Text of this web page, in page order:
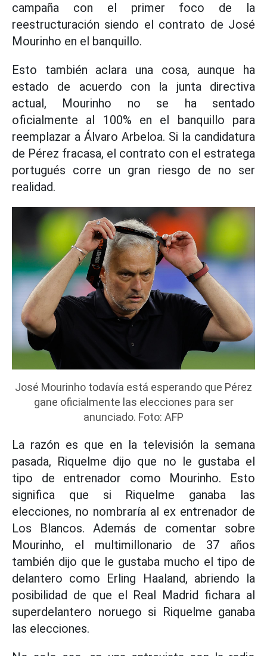
campaña con el primer foco de la
reestructuración siendo el contrato de José
Mourinho en el banquillo.
Esto también aclara una cosa, aunque ha
estado de acuerdo con la junta directiva
actual, Mourinho no se ha sentado
oficialmente al 100% en el banquillo para
reemplazar a Álvaro Arbeloa. Si la candidatura
de Pérez fracasa, el contrato con el estratega
portugués corre un gran riesgo de no ser
realidad.
José Mourinho todavía está esperando que Pérez
gane oficialmente las elecciones para ser
anunciado. Foto: AFP
La razón es que en la televisión la semana
pasada, Riquelme dijo que no le gustaba el
tipo de entrenador como Mourinho. Esto
significa que si Riquelme ganaba las
elecciones, no nombraría al ex entrenador de
Los Blancos. Además de comentar sobre
Mourinho, el multimillonario de 37 años
también dijo que le gustaba mucho el tipo de
delantero como Erling Haaland, abriendo la
posibilidad de que el Real Madrid fichara al
superdelantero noruego si Riquelme ganaba
las elecciones.